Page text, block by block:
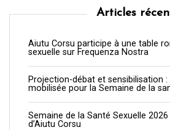
Articles
Aiutu Corsu participe à une table
sexuelle sur Frequenza Nostra
Projection-débat et sensibilisation :
mobilisée pour la Semaine de la
Semaine de la Santé Sexuelle
d’Aiutu Corsu